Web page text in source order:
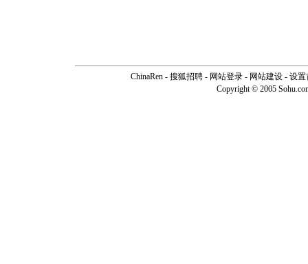
ChinaRen - 搜狐招聘 - 网站登录 - 网站建设 - 设置
Copyright © 2005